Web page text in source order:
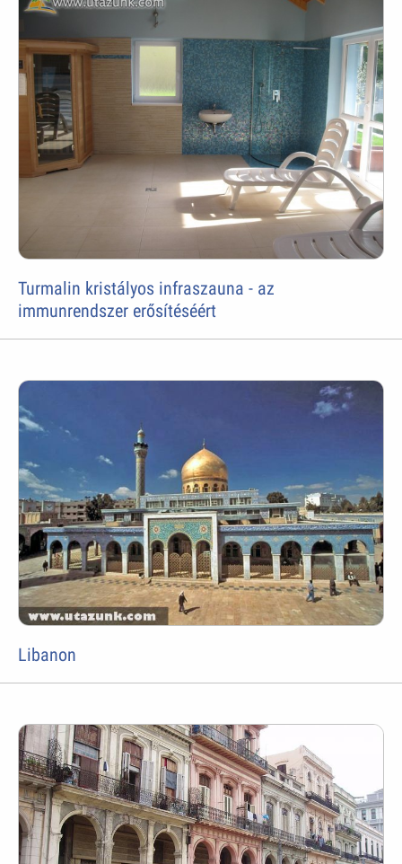
Turmalin kristályos infraszauna - az
immunrendszer erősítéséért
Libanon